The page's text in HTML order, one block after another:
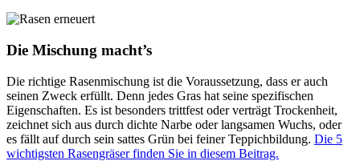
Die Mischung macht’s
Die richtige Rasenmischung ist die Voraussetzung, dass er auch
seinen Zweck erfüllt. Denn jedes Gras hat seine spezifischen
Eigenschaften. Es ist besonders trittfest oder verträgt Trockenheit,
zeichnet sich aus durch dichte Narbe oder langsamen Wuchs, oder
es fällt auf durch sein sattes Grün bei feiner Teppichbildung. Die 5
wichtigsten Rasengräser finden Sie in diesem Beitrag.